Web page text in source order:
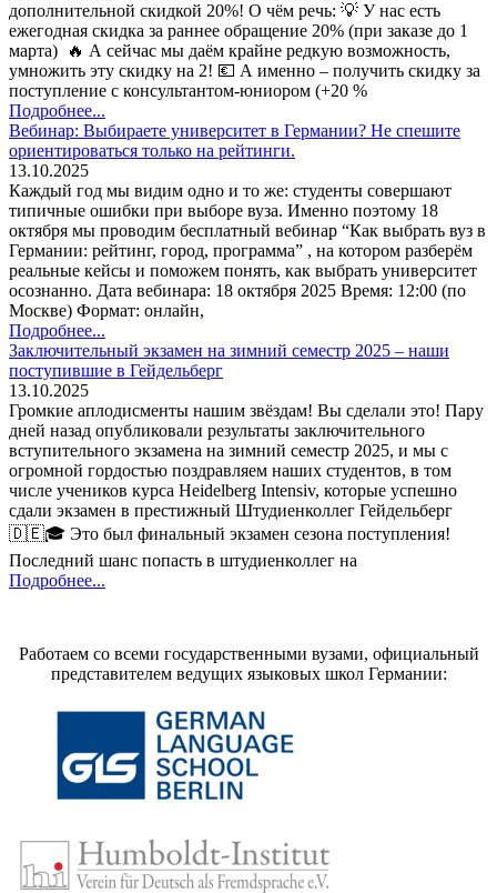
дополнительной скидкой 20%! О чём речь: 💡 У нас есть
ежегодная скидка за раннее обращение 20% (при заказе до 1
марта) 🔥 А сейчас мы даём крайне редкую возможность,
умножить эту скидку на 2! 💶 А именно – получить скидку за
поступление с консультантом-юниором (+20 %
Подробнее...
Вебинар: Выбираете университет в Германии? Не спешите
ориентироваться только на рейтинги.
13.10.2025
Каждый год мы видим одно и то же: студенты совершают
типичные ошибки при выборе вуза. Именно поэтому 18
октября мы проводим бесплатный вебинар “Как выбрать вуз в
Германии: рейтинг, город, программа” , на котором разберём
реальные кейсы и поможем понять, как выбрать университет
осознанно. Дата вебинара: 18 октября 2025 Время: 12:00 (по
Москве) Формат: онлайн,
Подробнее...
Заключительный экзамен на зимний семестр 2025 – наши
поступившие в Гейдельберг
13.10.2025
Громкие аплодисменты нашим звёздам! Вы сделали это! Пару
дней назад опубликовали результаты заключительного
вступительного экзамена на зимний семестр 2025, и мы с
огромной гордостью поздравляем наших студентов, в том
числе учеников курса Heidelberg Intensiv, которые успешно
сдали экзамен в престижный Штудиенколлег Гейдельберг
🇩🇪🎓 Это был финальный экзамен сезона поступления!
Последний шанс попасть в штудиенколлег на
Подробнее...
Работаем со всеми государственными вузами, официальный
представителем ведущих языковых школ Германии: